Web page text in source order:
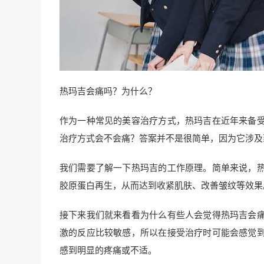
热玛吉会痛吗？为什么？
作为一种常见的美容治疗方式，热玛吉在近年来备
治疗方式会不会痛？答案并不是很简单，因为它涉
我们需要了解一下热玛吉的工作原理。简单来说，
胶原蛋白再生，从而达到收紧肌肤、改善皱纹等效
接下来我们就来看看为什么有些人会觉得热玛吉会
激的反应比较敏感，所以在接受治疗时可能会感觉
感到明显的疼痛或不适。